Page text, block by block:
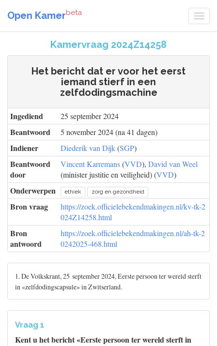
Open Kamerbeta
Kamervraag 2024Z14258
Het bericht dat er voor het eerst
iemand stierf in een
zelfdodingsmachine
Ingediend 25 september 2024
Beantwoord 5 november 2024 (na 41 dagen)
Indiener Diederik van Dijk(SGP)
Beantwoord
door
Vincent Karremans(VVD), David van Weel
(minister justitie en veiligheid) (VVD)
Onderwerpen ethiek zorg en gezondheid
Bron vraag
https://zoek.officielebekendmakingen.nl/kv-tk-2
024Z14258.html
Bron
antwoord
https://zoek.officielebekendmakingen.nl/ah-tk-2
0242025-468.html
1. De Volkskrant, 25 september 2024, Eerste persoon ter wereld sterft
in «zelfdodingscapsule» in Zwitserland.
Vraag 1
Kent u het bericht «Eerste persoon ter wereld sterft in